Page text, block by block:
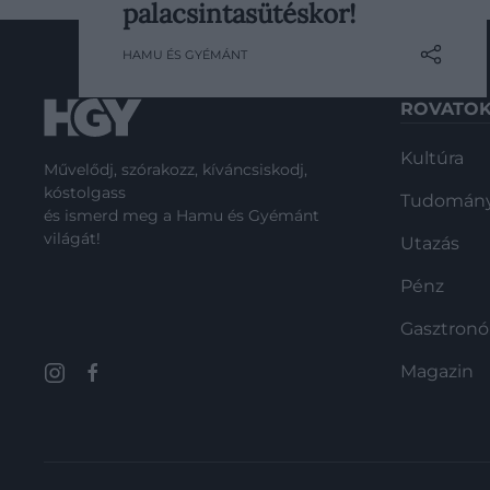
körökben rendkívül népszerű –
legtöbbször édes, de olykor sós –
étel könnyedén kifoghat rajtunk.
elkészítése, valójában pont annyira
összetett. Legjobb hozzávalója a
rutin, de aki ezzel nem…
palacsintasütéskor!
HAMU ÉS GYÉMÁNT
Művelődj, szórakozz, kíváncsiskodj,
kóstolgass
és ismerd meg a Hamu és Gyémánt
világát!
Kultúra
Utazás
Pénz
Magazin